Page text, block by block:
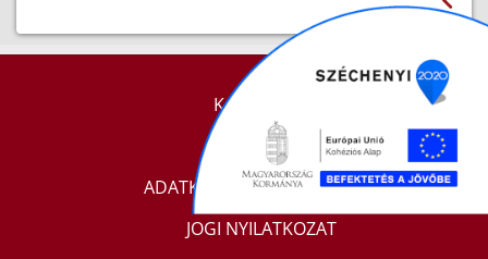
KAPCSOLAT
IMPRESSZUM
ADATKEZELÉSI TÁJÉKOZTATÓ
JOGI NYILATKOZAT